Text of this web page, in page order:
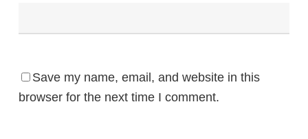
Save my name, email, and website in this
browser for the next time I comment.